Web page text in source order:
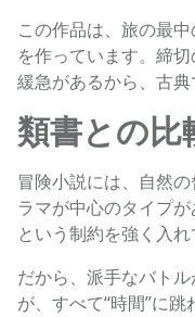
この作品は、旅の最
を作っています。締
緩急があるから、古典
類書との比
冒険小説には、自然
ラマが中心のタイプ
という制約を強く入れ
だから、派手なバト
が、すべて“時間”に跳